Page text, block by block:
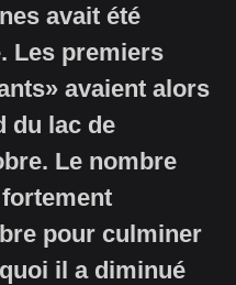
avait été
Les premiers
avaient alors
du lac de
Le nombre
pour culminer
il a diminué